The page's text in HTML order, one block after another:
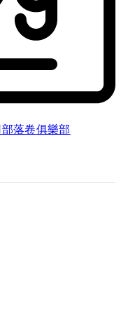
部落卷俱樂部